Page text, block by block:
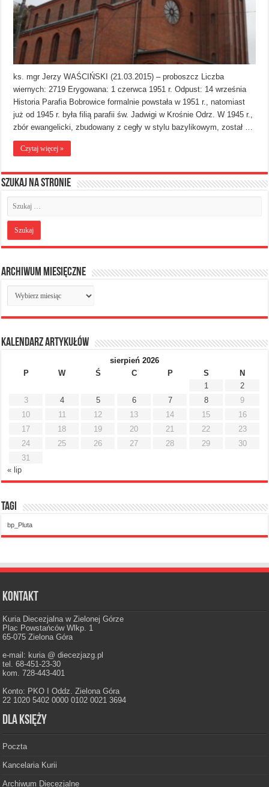
ks. mgr Jerzy WAŚCIŃSKI (21.03.2015) – proboszcz Liczba
wiernych: 2719 Erygowana: 1 czerwca 1951 r. Odpust: 14 września
Historia Parafia Bobrowice formalnie powstała w 1951 r., natomiast
już od 1945 r. była filią parafii św. Jadwigi w Krośnie Odrz. W 1945 r.,
zbór ewangelicki, zbudowany z cegły w stylu bazylikowym, został …
Czytaj więcej »
Szukaj na stronie
Archiwum miesięczne
Archiwum
miesięczne
Kalendarz artykułów
sierpień 2026
P
W Ś C P S
N
1
2
3
4 5 6 7 8
9
10
11 12 13 14 15
16
17
18 19 20 21 22
23
24
25 26 27 28 29
30
31
« lip
Tagi
bp_Pluta
Kontakt
Kuria Diecezjalna w Zielonej Górze
Plac Powstańców Wlkp. 1
65-075 Zielona Góra
e-mail: kuria @ diecezjazg.pl
tel. 68-451-23-30
kom. 728-443-401
Konto: PKO I Oddz. Zielona Góra
22 1020 5402 0000 0102 0021 3694
Dla księży
Poczta
Kancelaria Kurii
Archiwum Diecezjalne